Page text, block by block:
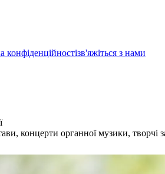
конфіденційностізв'яжіться з нами
концерти органної музики, творчі